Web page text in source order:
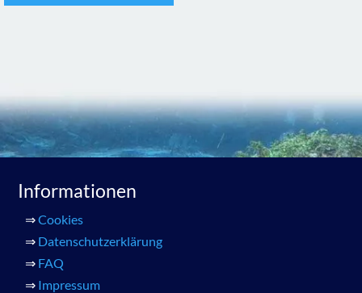
Informationen
⇒Cookies
⇒ Datenschutzerklärung
⇒ FAQ
⇒ Impressum